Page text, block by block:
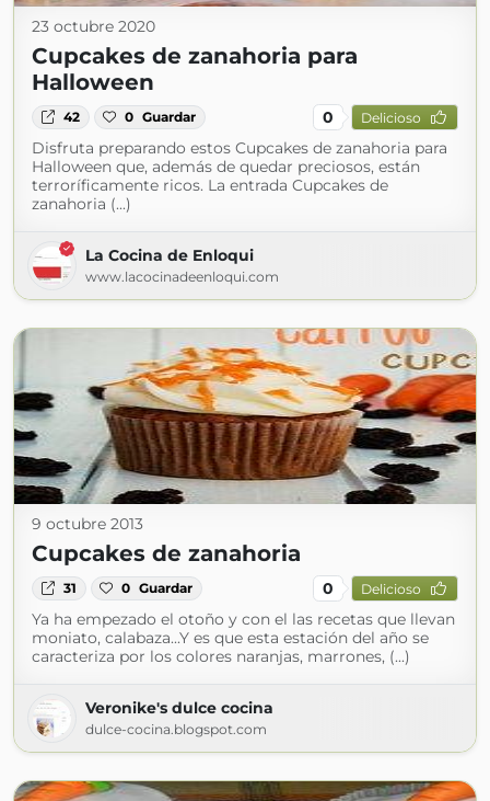
23 octubre 2020
Cupcakes de zanahoria para
Halloween
42 0 Guardar 0 Delicioso
Disfruta preparando estos Cupcakes de zanahoria para
Halloween que, además de quedar preciosos, están
terroríficamente ricos. La entrada Cupcakes de
zanahoria (...)
La Cocina de Enloqui
www.lacocinadeenloqui.com
9 octubre 2013
Cupcakes de zanahoria
31 0 Guardar 0 Delicioso
Ya ha empezado el otoño y con el las recetas que llevan
moniato, calabaza...Y es que esta estación del año se
caracteriza por los colores naranjas, marrones, (...)
Veronike's dulce cocina
dulce-cocina.blogspot.com